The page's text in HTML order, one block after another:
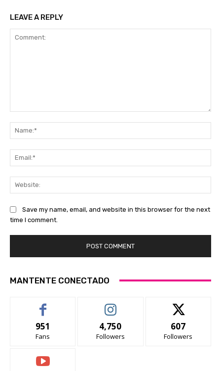
LEAVE A REPLY
Save my name, email, and website in this browser for the next
time I comment.
MANTENTE CONECTADO
951
Fans
4,750
Followers
607
Followers